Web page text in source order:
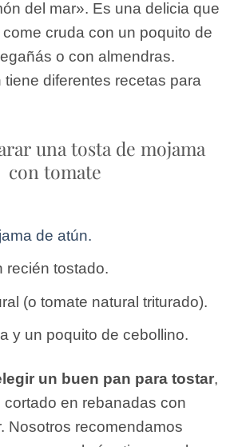
del mar». Es una delicia que
cruda con un poquito de
o con almendras.
diferentes recetas para
una tosta de mojama
con tomate
de atún.
recién tostado.
(o tomate natural triturado).
y un poquito de cebollino.
un buen pan para tostar,
en rebanadas con
Nosotros recomendamos